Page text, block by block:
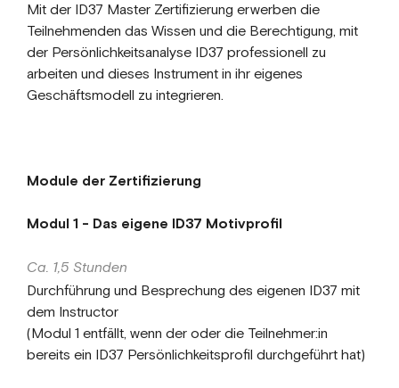
Mit der ID37 Master Zertifizierung erwerben die
Teilnehmenden das Wissen und die Berechtigung, mit
der Persönlichkeitsanalyse ID37 professionell zu
arbeiten und dieses Instrument in ihr eigenes
Geschäftsmodell zu integrieren.
Module der Zertifizierung
Modul 1 - Das eigene ID37 Motivprofil
Ca. 1,5 Stunden
Durchführung und Besprechung des eigenen ID37 mit
dem Instructor
(Modul 1 entfällt, wenn der oder die Teilnehmer:in
bereits ein ID37 Persönlichkeitsprofil durchgeführt hat)